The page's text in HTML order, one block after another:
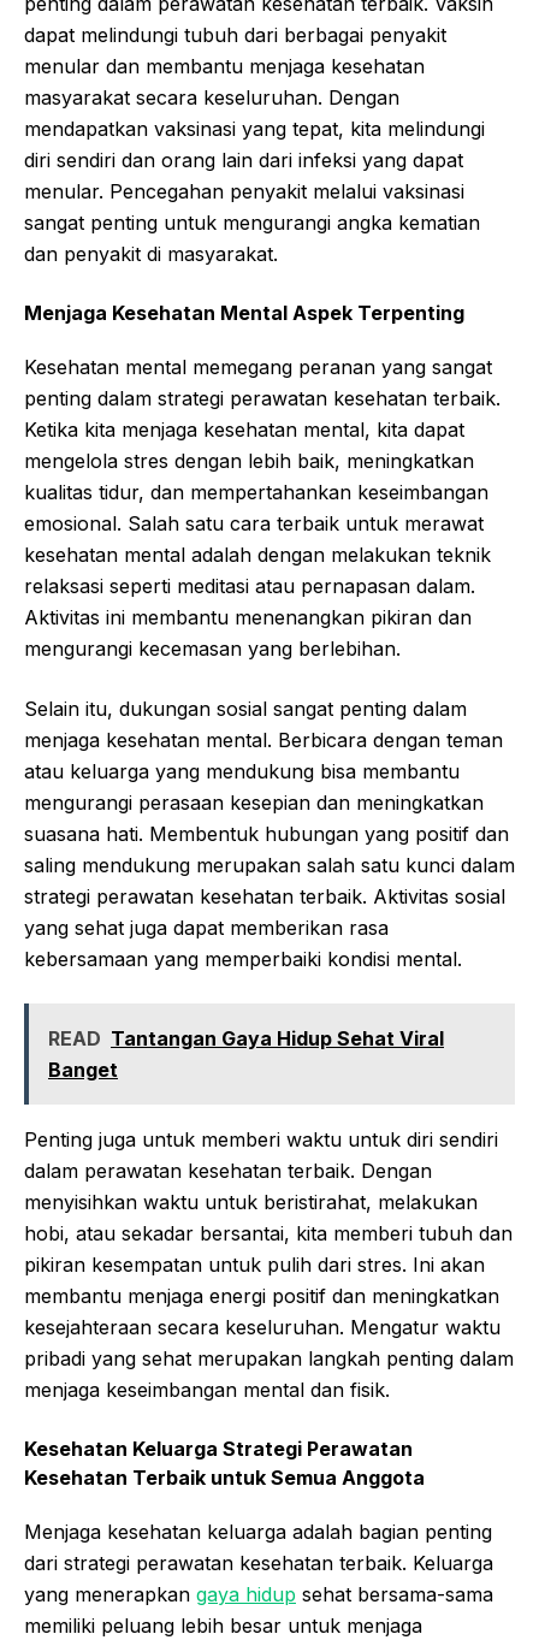
dapat melindungi tubuh dari berbagai penyakit
menular dan membantu menjaga kesehatan
masyarakat secara keseluruhan. Dengan
mendapatkan vaksinasi yang tepat, kita melindungi
diri sendiri dan orang lain dari infeksi yang dapat
menular. Pencegahan penyakit melalui vaksinasi
sangat penting untuk mengurangi angka kematian
dan penyakit di masyarakat.
Menjaga Kesehatan Mental Aspek Terpenting
Kesehatan mental memegang peranan yang sangat
penting dalam strategi perawatan kesehatan terbaik.
Ketika kita menjaga kesehatan mental, kita dapat
mengelola stres dengan lebih baik, meningkatkan
kualitas tidur, dan mempertahankan keseimbangan
emosional. Salah satu cara terbaik untuk merawat
kesehatan mental adalah dengan melakukan teknik
relaksasi seperti meditasi atau pernapasan dalam.
Aktivitas ini membantu menenangkan pikiran dan
mengurangi kecemasan yang berlebihan.
Selain itu, dukungan sosial sangat penting dalam
menjaga kesehatan mental. Berbicara dengan teman
atau keluarga yang mendukung bisa membantu
mengurangi perasaan kesepian dan meningkatkan
suasana hati. Membentuk hubungan yang positif dan
saling mendukung merupakan salah satu kunci dalam
strategi perawatan kesehatan terbaik. Aktivitas sosial
yang sehat juga dapat memberikan rasa
kebersamaan yang memperbaiki kondisi mental.
READ Tantangan Gaya Hidup Sehat Viral
Banget
Penting juga untuk memberi waktu untuk diri sendiri
dalam perawatan kesehatan terbaik. Dengan
menyisihkan waktu untuk beristirahat, melakukan
hobi, atau sekadar bersantai, kita memberi tubuh dan
pikiran kesempatan untuk pulih dari stres. Ini akan
membantu menjaga energi positif dan meningkatkan
kesejahteraan secara keseluruhan. Mengatur waktu
pribadi yang sehat merupakan langkah penting dalam
menjaga keseimbangan mental dan fisik.
Kesehatan Keluarga Strategi Perawatan
Kesehatan Terbaik untuk Semua Anggota
Menjaga kesehatan keluarga adalah bagian penting
dari strategi perawatan kesehatan terbaik. Keluarga
yang menerapkan gaya hidup sehat bersama-sama
memiliki peluang lebih besar untuk menjaga